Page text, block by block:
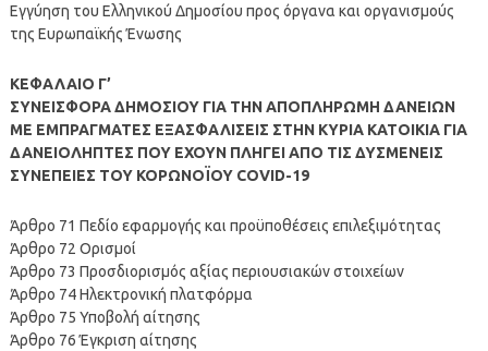
Εγγύηση του Ελληνικού Δημοσίου προς όργανα και οργανισμούς
της Ευρωπαϊκής Ένωσης
ΚΕΦΑΛΑΙΟ Γ’
ΣΥΝΕΙΣΦΟΡΑ ΔΗΜΟΣΙΟΥ ΓΙΑ ΤΗΝ ΑΠΟΠΛΗΡΩΜΗ ΔΑΝΕΙΩΝ
ΜΕ ΕΜΠΡΑΓΜΑΤΕΣ ΕΞΑΣΦΑΛΙΣΕΙΣ ΣΤΗΝ ΚΥΡΙΑ ΚΑΤΟΙΚΙΑ ΓΙΑ
ΔΑΝΕΙΟΛΗΠΤΕΣ ΠΟΥ ΕΧΟΥΝ ΠΛΗΓΕΙ ΑΠΟ ΤΙΣ ΔΥΣΜΕΝΕΙΣ
ΣΥΝΕΠΕΙΕΣ ΤΟΥ ΚΟΡΩΝΟΪΟΥ COVID-19
Άρθρο 71 Πεδίο εφαρμογής και προϋποθέσεις επιλεξιμότητας
Άρθρο 72 Ορισμοί
Άρθρο 73 Προσδιορισμός αξίας περιουσιακών στοιχείων
Άρθρο 74 Ηλεκτρονική πλατφόρμα
Άρθρο 75 Υποβολή αίτησης
Άρθρο 76 Έγκριση αίτησης